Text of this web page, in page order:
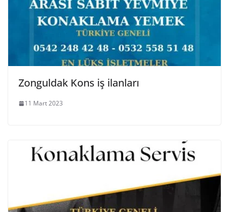
Zonguldak Kons iş ilanları
11 Mart 2023